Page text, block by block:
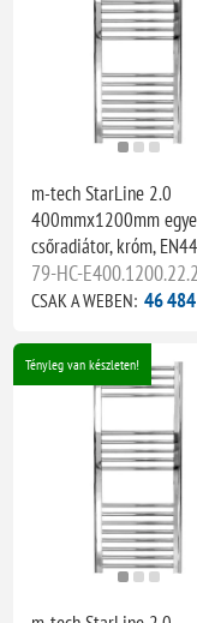
m-tech StarLine 2.0
400mmx1200mm
csőradiátor, króm,
79-HC-
CSAK A WEBEN: 46
Tényleg van készleten!